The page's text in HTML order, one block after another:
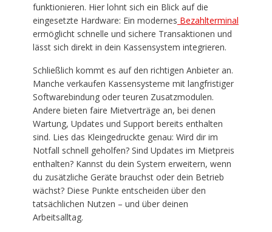
funktionieren. Hier lohnt sich ein Blick auf die
eingesetzte Hardware: Ein modernes Bezahlterminal
ermöglicht schnelle und sichere Transaktionen und
lässt sich direkt in dein Kassensystem integrieren.
Schließlich kommt es auf den richtigen Anbieter an.
Manche verkaufen Kassensysteme mit langfristiger
Softwarebindung oder teuren Zusatzmodulen.
Andere bieten faire Mietverträge an, bei denen
Wartung, Updates und Support bereits enthalten
sind. Lies das Kleingedruckte genau: Wird dir im
Notfall schnell geholfen? Sind Updates im Mietpreis
enthalten? Kannst du dein System erweitern, wenn
du zusätzliche Geräte brauchst oder dein Betrieb
wächst? Diese Punkte entscheiden über den
tatsächlichen Nutzen – und über deinen
Arbeitsalltag.